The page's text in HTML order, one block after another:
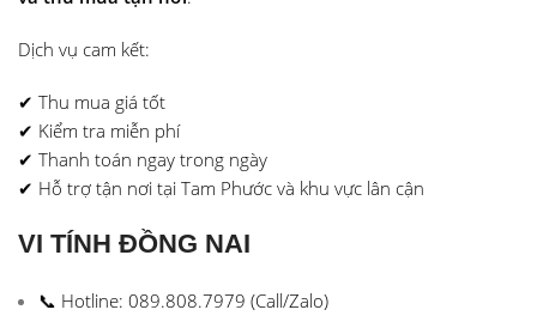
Dịch vụ cam kết:
✔ Thu mua giá tốt
✔ Kiểm tra miễn phí
✔ Thanh toán ngay trong ngày
✔ Hỗ trợ tận nơi tại Tam Phước và khu vực lân cận
VI TÍNH ĐỒNG NAI
📞 Hotline: 089.808.7979 (Call/Zalo)